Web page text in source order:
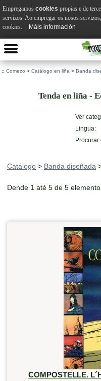
:: Comezo > Catálogo en liña > Banda
Tenda en liña -
Ver
Lingua:
Procurar
Catálogo > Banda diseñada
Dende 1 até 5 de 5
COMPOSTELLE.
Empregamos cookies propias e de
servizos. Ao empregar os nosos
cookies.
Máis información